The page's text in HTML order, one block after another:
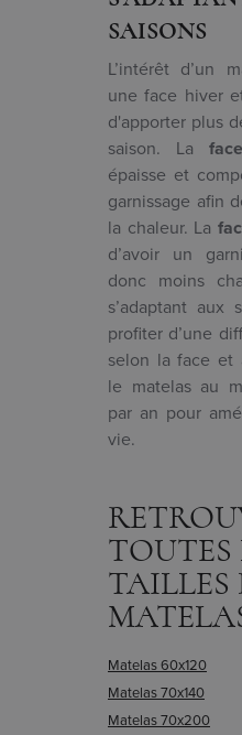
SAISONS
L’intérêt d’un
une face hiver
d'apporter plus
saison. La
épaisse et
garnissage afin
la chaleur. La
d’avoir un
donc moins
s’adaptant aux
profiter d’une
selon la face et
le matelas au
par an pour
vie.
TOUTES
TAILLES
Matelas 60x120
Matelas 70x140
Matelas 70x200